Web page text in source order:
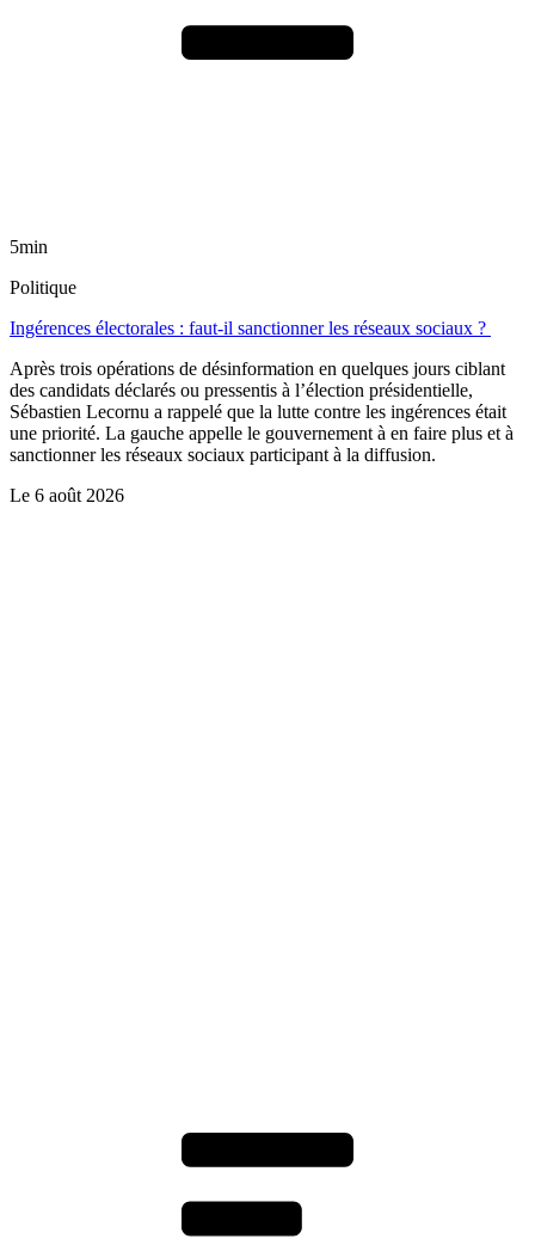
5min
Politique
Ingérences électorales : faut-il sanctionner les réseaux sociaux ?
Après trois opérations de désinformation en quelques jours ciblant
des candidats déclarés ou pressentis à l’élection présidentielle,
Sébastien Lecornu a rappelé que la lutte contre les ingérences était
une priorité. La gauche appelle le gouvernement à en faire plus et à
sanctionner les réseaux sociaux participant à la diffusion.
Le 6 août 2026